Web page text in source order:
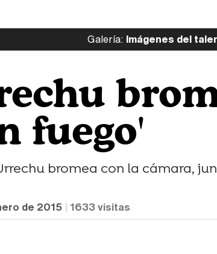
Galería: Imágenes del
fuego'
bromea con la cámara,
de 2015 1633visitas